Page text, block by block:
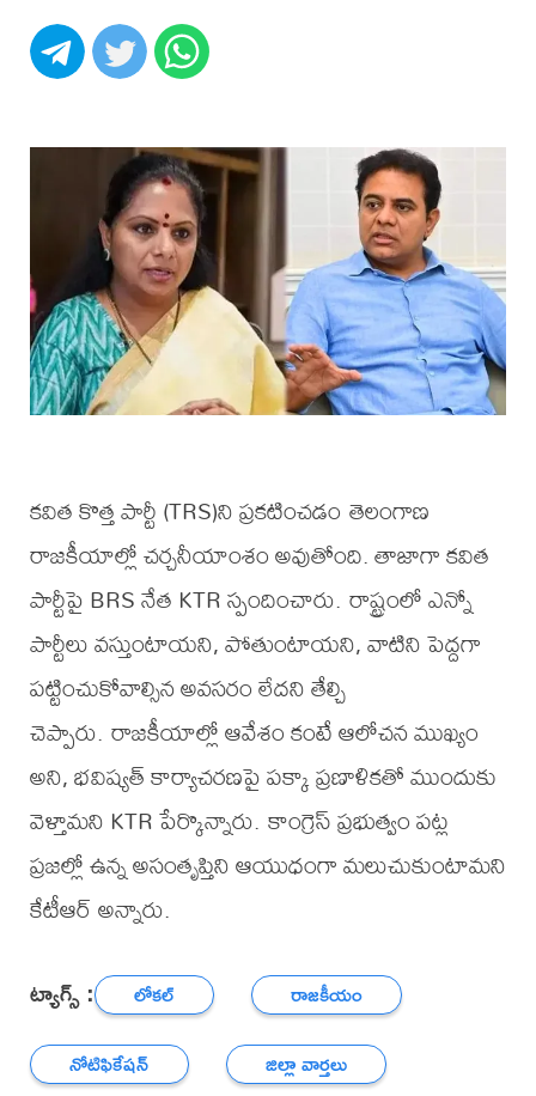
కవిత కొత్త పార్టీ (TRS)ని ప్రకటించడం తెలంగాణ
రాజకీయాల్లో చర్చనీయాంశం అవుతోంది. తాజాగా కవిత
పార్టీపై BRS నేత KTR స్పందించారు. రాష్ట్రంలో ఎన్నో
పార్టీలు వస్తుంటాయని, పోతుంటాయని, వాటిని పెద్దగా
పట్టించుకోవాల్సిన అవసరం లేదని తేల్చి
చెప్పారు. రాజకీయాల్లో ఆవేశం కంటే ఆలోచన ముఖ్యం
అని, భవిష్యత్ కార్యాచరణపై పక్కా ప్రణాళికతో ముందుకు
వెళ్తామని KTR పేర్కొన్నారు. కాంగ్రెస్ ప్రభుత్వం పట్ల
ప్రజల్లో ఉన్న అసంతృప్తిని ఆయుధంగా మలుచుకుంటామని
కేటీఆర్ అన్నారు.
ట్యాగ్స్ : లోకల్
రాజకీయం
నోటిఫికేషన్
జిల్లా వార్తలు